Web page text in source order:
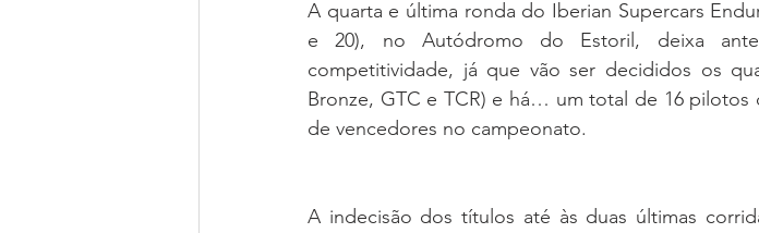
A quarta e última ronda do Iberian Supercars
e 20), no Autódromo do Estoril, deixa
competitividade, já que vão ser decididos os
Bronze, GTC e TCR) e há… um total de 16
de vencedores no campeonato.
A indecisão dos títulos até às duas últimas